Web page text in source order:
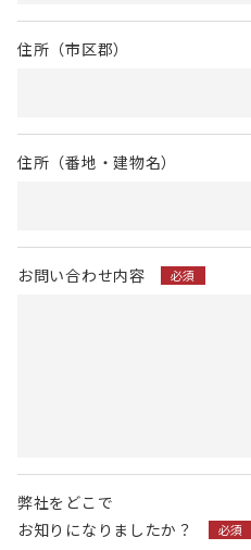
住所（市区郡）
住所（番地・建物名）
お問い合わせ内容 必須
弊社をどこで
お知りになりましたか？ 必須